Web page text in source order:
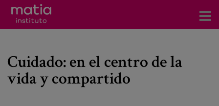
Research
Publications
Cuidado: en el centro de la
vida y compartido